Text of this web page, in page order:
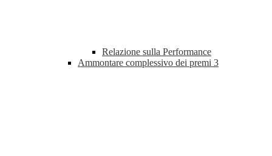
Relazione sulla Performance
Ammontare complessivo dei premi 3